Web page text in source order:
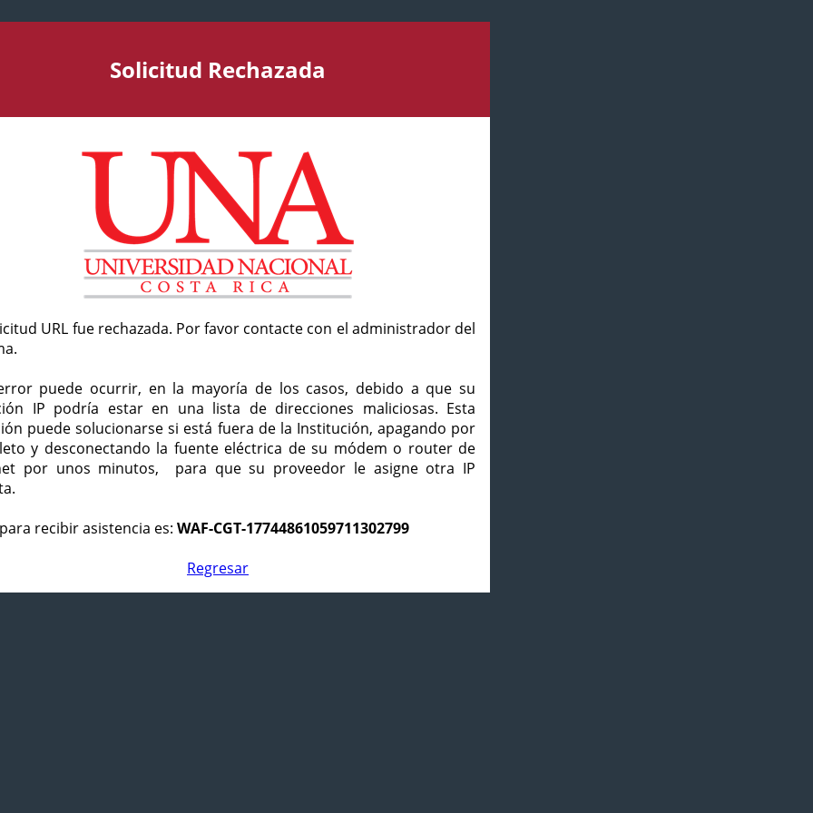
Solicitud Rechazada
URL fue rechazada. Por favor contacte con el administrador del
puede ocurrir, en la mayoría de los casos, debido a que su
IP podría estar en una lista de direcciones maliciosas. Esta
puede solucionarse si está fuera de la Institución, apagando por
y desconectando la fuente eléctrica de su módem o router de
por unos minutos, para que su proveedor le asigne otra IP
recibir asistencia es: WAF-CGT-17744861059711302799
Regresar